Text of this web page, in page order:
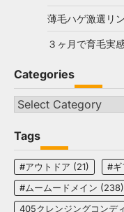
薄毛ハゲ激選リ
３ヶ月で育毛実
Categories
Categories
Tags
#アウトドア (21) #ギ
#ムームードメイン (238)
405クレンジングコンデ